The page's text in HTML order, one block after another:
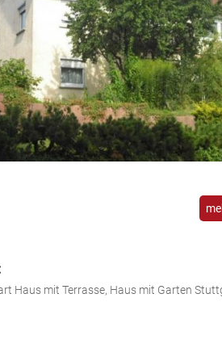
Haus mit Terrasse, Haus mit Garten